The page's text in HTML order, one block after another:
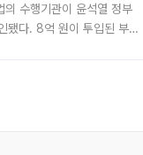
수행기관이 윤석열 정부
됐다. 8억 원이 투입된 부산